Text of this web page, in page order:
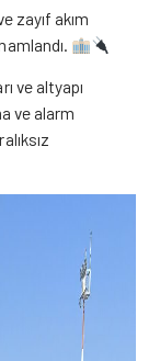
zayıf akım
ve altyapı
ve alarm